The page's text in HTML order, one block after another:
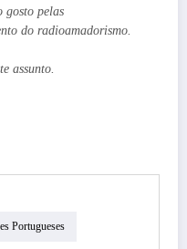
gosto pelas
do radioamadorismo.
assunto.
Portugueses